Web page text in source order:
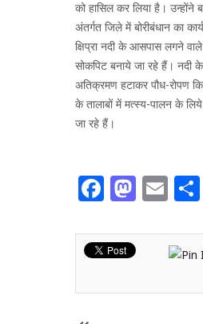
को हासिल कर लिया है। उन्होंने
अंतर्गत जिले में बोरीबंधान का
क्षिप्रा नदी के आसपास लगने
सोकपिट बनाये जा रहे हैं। नदी
अतिक्रमण हटाकर पौध-रोपण
के तालाबों में मत्स्य-पालन के
जा रहे हैं।
Facebook